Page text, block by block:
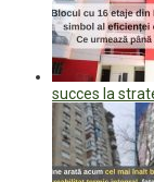
succes la